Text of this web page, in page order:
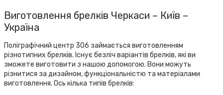
Виготовлення брелків Черкаси – Київ –
Україна
Поліграфічний центр 306 займається виготовленням
різнотипних брелків. Існує безліч варіантів брелків, які ви
зможете виготовити з нашою допомогою. Вони можуть
різнитися за дизайном, функціональністю та матеріалами
виготовлення. Ось кілька типів брелків: